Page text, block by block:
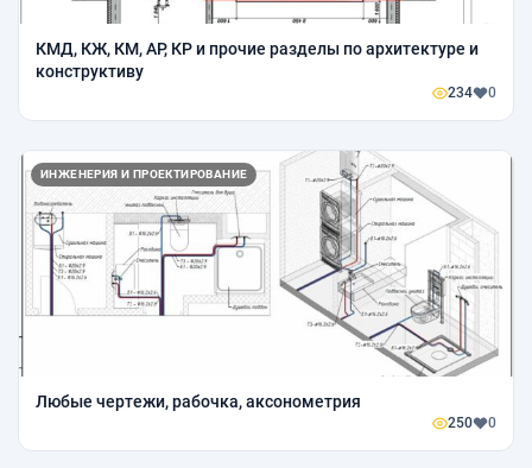
КМД, КЖ, КМ, АР, КР и прочие разделы по архитектуре и
конструктиву
234 0
ИНЖЕНЕРИЯ И ПРОЕКТИРОВАНИЕ
Любые чертежи, рабочка, аксонометрия
250 0